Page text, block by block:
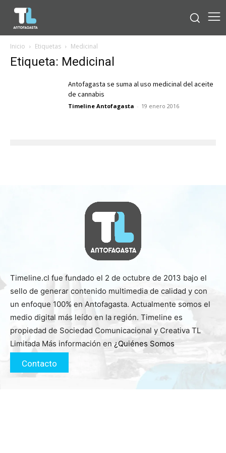
Inicio Etiquetas Medicinal
Etiqueta: Medicinal
Antofagasta se suma al uso medicinal del aceite
de cannabis
Timeline Antofagasta - 19 enero 2016
Timeline.cl fue fundado el 2 de octubre de 2013 bajo el
sello de generar contenido multimedia de calidad y con
un enfoque 100% en Antofagasta. Actualmente somos el
medio digital más leído en la región. Timeline es
propiedad de Sociedad Comunicacional y Creativa TL
Limitada Más información en ¿Quiénes Somos
Contacto